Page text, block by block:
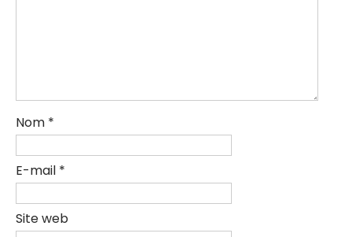
Nom *
E-mail *
Site web